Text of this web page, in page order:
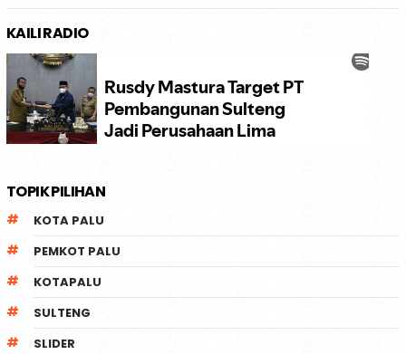
KAILI RADIO
TOPIK PILIHAN
KOTA PALU
PEMKOT PALU
KOTAPALU
SULTENG
SLIDER